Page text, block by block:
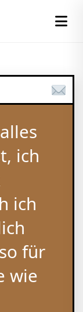
ich
ich
für
wie